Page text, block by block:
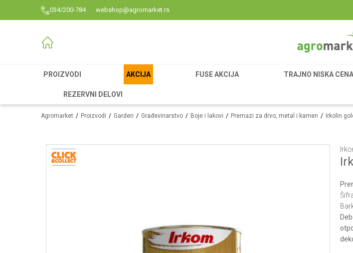
034/200-784 webshop@agromarket.rs
PROIZVODI AKCIJA FUSE AKCIJA TRAJNO NISKA CENA
REZERVNI DELOVI
Agromarket Proizvodi Garden Građevinarstvo Boje i lakovi Premazi za drvo, metal i kamen Irkolin